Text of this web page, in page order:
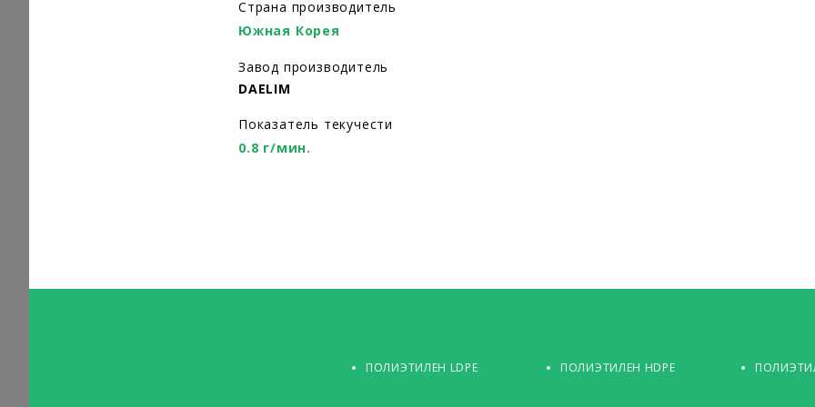
Страна производитель
Южная Корея
Завод производитель
DAELIM
Показатель текучести
0.8 г/мин.
ПОЛИЭТИЛЕН LDPE ПОЛИЭТИЛЕН HDPE